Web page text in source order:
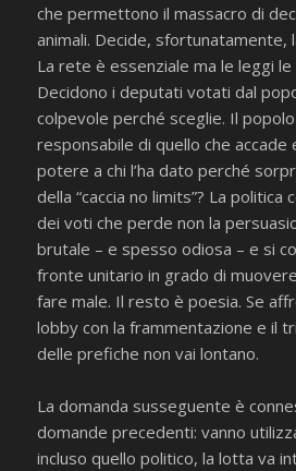
che permettono il massacro di
animali. Decide, sfortunatamente,
La rete è essenziale ma le leggi
Decidono i deputati votati dal
colpevole perché sceglie. Il
responsabile di quello che accade
potere a chi l’ha dato perché
della “caccia no limits”? La politica
dei voti che perde non la
brutale – e spesso odiosa – e si
fronte unitario in grado di
fare male. Il resto è poesia. Se
lobby con la frammentazione e il
delle prefiche non vai lontano.
La domanda susseguente è
domande precedenti: vanno
incluso quello politico, la lotta va